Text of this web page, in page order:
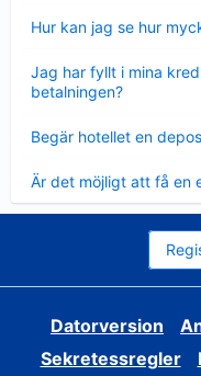
Hur kan jag se hur
mindre
Jag har fyllt i mina
betalningen?
mindre
Begär hotellet en
mindre
Är det möjligt att få en
mindre
Datorversion
Sekretessregler